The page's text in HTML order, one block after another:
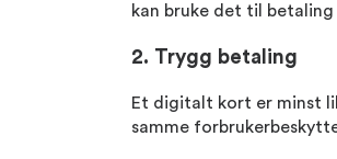
kan bruke det til
2. Trygg betaling
Et digitalt kort er minst
samme